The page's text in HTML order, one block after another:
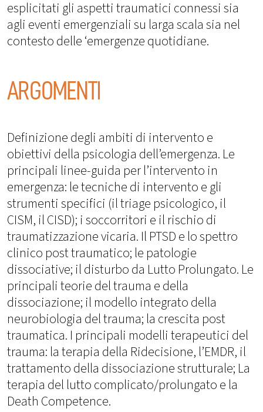
esplicitati gli aspetti traumatici connessi sia
agli eventi emergenziali su larga scala sia nel
contesto delle ‘emergenze quotidiane.
ARGOMENTI
Definizione degli ambiti di intervento e
obiettivi della psicologia dell’emergenza. Le
principali linee-guida per l’intervento in
emergenza: le tecniche di intervento e gli
strumenti specifici (il triage psicologico, il
CISM, il CISD); i soccorritori e il rischio di
traumatizzazione vicaria. Il PTSD e lo spettro
clinico post traumatico; le patologie
dissociative; il disturbo da Lutto Prolungato. Le
principali teorie del trauma e della
dissociazione; il modello integrato della
neurobiologia del trauma; la crescita post
traumatica. I principali modelli terapeutici del
trauma: la terapia della Ridecisione, l’EMDR, il
trattamento della dissociazione strutturale; La
terapia del lutto complicato/prolungato e la
Death Competence.